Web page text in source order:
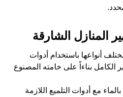
المنازل الشارقة
أنواعها باستخدام أدوات
الكامل بناءاً على خامته المصنوع
مع أدوات التلميع اللازمة